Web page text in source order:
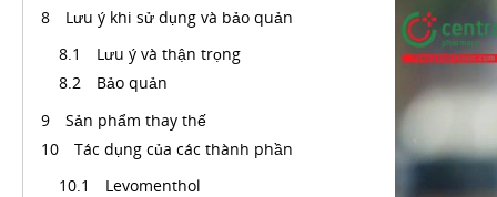
Lưu ý khi sử dụng và bảo quản
Lưu ý và thận trọng
Bảo quản
Sản phẩm thay thế
Tác dụng của các thành phần
Levomenthol